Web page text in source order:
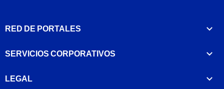
RED DE PORTALES
SERVICIOS CORPORATIVOS
LEGAL